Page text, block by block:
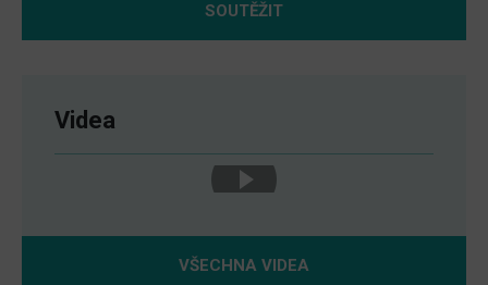
SOUTĚŽIT
Videa
VŠECHNA VIDEA